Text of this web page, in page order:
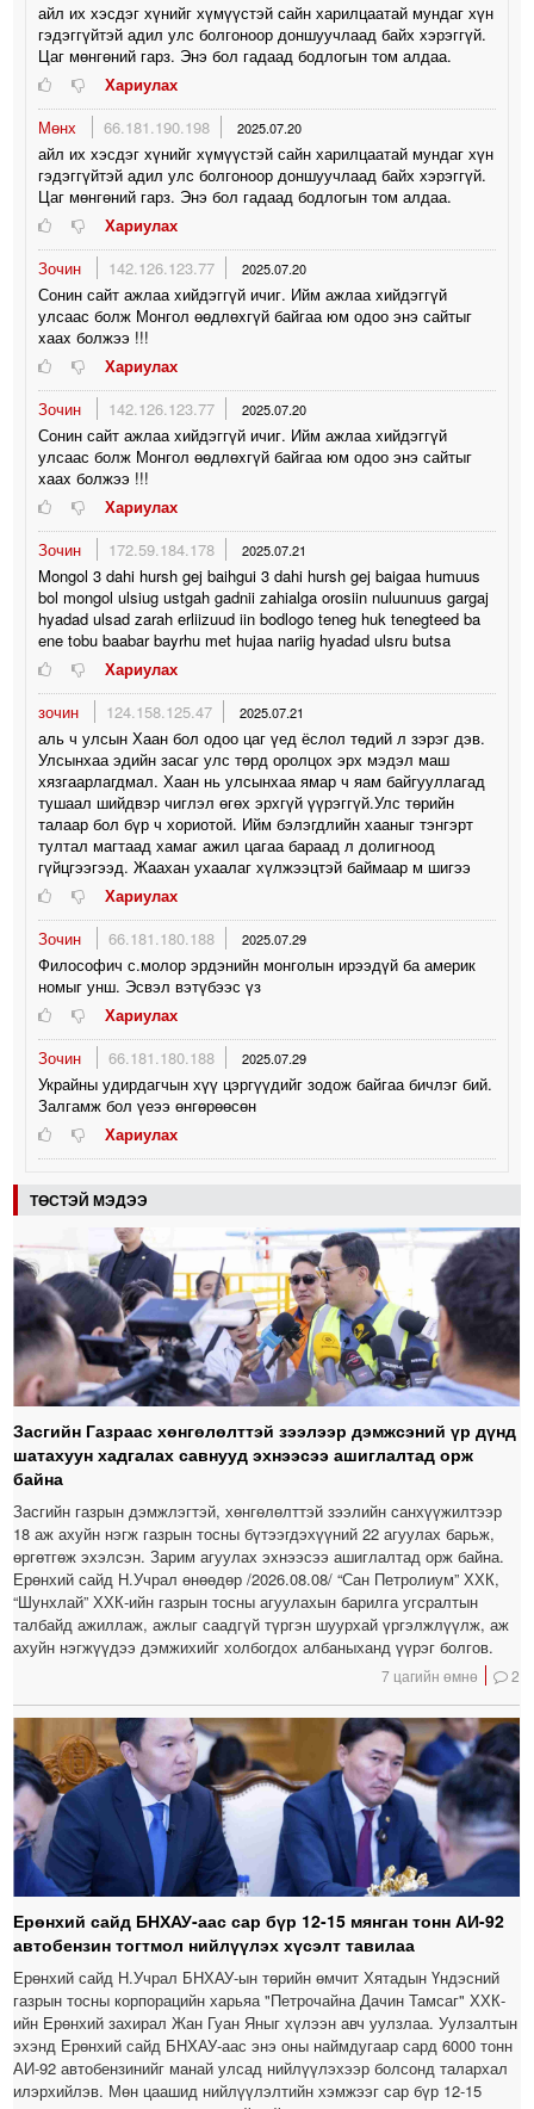
айл их хэсдэг хүнийг хүмүүстэй сайн харилцаатай мундаг хүн
гэдэггүйтэй адил улс болгоноор доншуучлаад байх хэрэггүй.
Цаг мөнгөний гарз. Энэ бол гадаад бодлогын том алдаа.
Хариулах
Мөнх
66.181.190.198 2025.07.20
айл их хэсдэг хүнийг хүмүүстэй сайн харилцаатай мундаг хүн
гэдэггүйтэй адил улс болгоноор доншуучлаад байх хэрэггүй.
Цаг мөнгөний гарз. Энэ бол гадаад бодлогын том алдаа.
Хариулах
Зочин
142.126.123.77 2025.07.20
Сонин сайт ажлаа xийдэггүй ичиг. Ийм ажлаа xийдэггүй
улсаас болж Монгол өөдлөxгүй байгаа юм одоо энэ сайтыг
xааx болжээ !!!
Хариулах
Зочин
142.126.123.77 2025.07.20
Сонин сайт ажлаа xийдэггүй ичиг. Ийм ажлаа xийдэггүй
улсаас болж Монгол өөдлөxгүй байгаа юм одоо энэ сайтыг
xааx болжээ !!!
Хариулах
Зочин
172.59.184.178 2025.07.21
Mongol 3 dahi hursh gej baihgui 3 dahi hursh gej baigaa humuus
bol mongol ulsiug ustgah gadnii zahialga orosiin nuluunuus gargaj
hyadad ulsad zarah erliizuud iin bodlogo teneg huk tenegteed ba
ene tobu baabar bayrhu met hujaa nariig hyadad ulsru butsa
Хариулах
зочин
124.158.125.47 2025.07.21
аль ч улсын Хаан бол одоо цаг үед ёслол төдий л зэрэг дэв.
Улсынхаа эдийн засаг улс төрд оролцох эрх мэдэл маш
хязгаарлагдмал. Хаан нь улсынхаа ямар ч яам байгууллагад
тушаал шийдвэр чиглэл өгөх эрхгүй үүрэггүй.Улс төрийн
талаар бол бүр ч хориотой. Ийм бэлэгдлийн хааныг тэнгэрт
тултал магтаад хамаг ажил цагаа бараад л долигноод
гүйцгээгээд. Жаахан ухаалаг хүлжээцтэй баймаар м шигээ
Хариулах
Зочин
66.181.180.188 2025.07.29
Философич с.молор эрдэнийн монголын ирээдүй ба америк
номыг унш. Эсвэл вэтүбээс үз
Хариулах
Зочин
66.181.180.188 2025.07.29
Украйны удирдагчын хүү цэргүүдийг зодож байгаа бичлэг бий.
Залгамж бол үеээ өнгөрөөсөн
Хариулах
ТӨСТЭЙ МЭДЭЭ
Засгийн Газраас хөнгөлөлттэй зээлээр дэмжсэний үр дүнд
шатахуун хадгалах савнууд эхнээсээ ашиглалтад орж
байна
Засгийн газрын дэмжлэгтэй, хөнгөлөлттэй зээлийн санхүүжилтээр
18 аж ахуйн нэгж газрын тосны бүтээгдэхүүний 22 агуулах барьж,
өргөтгөж эхэлсэн. Зарим агуулах эхнээсээ ашиглалтад орж байна.
Ерөнхий сайд Н.Учрал өнөөдөр /2026.08.08/ “Сан Петролиум” ХХК,
“Шунхлай” ХХК-ийн газрын тосны агуулахын барилга угсралтын
талбайд ажиллаж, ажлыг саадгүй түргэн шуурхай үргэлжлүүлж, аж
ахуйн нэгжүүдээ дэмжихийг холбогдох албаныханд үүрэг болгов.
7 цагийн өмнө 2
Ерөнхий сайд БНХАУ-аас сар бүр 12-15 мянган тонн АИ-92
автобензин тогтмол нийлүүлэх хүсэлт тавилаа
Ерөнхий сайд Н.Учрал БНХАУ-ын төрийн өмчит Хятадын Үндэсний
газрын тосны корпорацийн харьяа "Петрочайна Дачин Тамсаг" ХХК-
ийн Ерөнхий захирал Жан Гуан Яныг хүлээн авч уулзлаа. Уулзалтын
эхэнд Ерөнхий сайд БНХАУ-аас энэ оны наймдугаар сард 6000 тонн
АИ-92 автобензинийг манай улсад нийлүүлэхээр болсонд талархал
илэрхийлэв. Мөн цаашид нийлүүлэлтийн хэмжээг сар бүр 12-15